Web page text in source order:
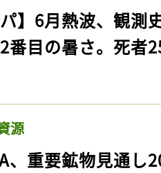
パ】6月熱波、観
番目の暑さ。死者
源
、重要鉱物見通